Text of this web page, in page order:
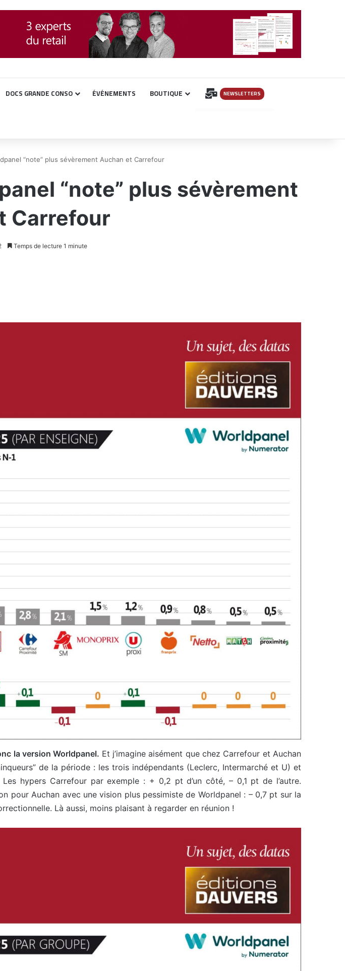
DOCS GRANDE CONSO ÉVÉNEMENTS BOUTIQUE INSCRIPTION
NEWSLETTERS
“note” plus sévèrement Auchan et Carrefour
“note” plus sévèrement
Carrefour
Temps de lecture 1 minute
la version Worldpanel. Et j’imagine aisément que chez Carrefour et Auchan
de la période : les trois indépendants (Leclerc, Intermarché et U) et
hypers Carrefour par exemple : + 0,2 pt d’un côté, – 0,1 pt de l’autre.
pour Auchan avec une vision plus pessimiste de Worldpanel : – 0,7 pt sur la
Là aussi, moins plaisant à regarder en réunion !